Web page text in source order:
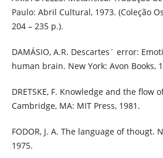
Paulo: Abril Cultural, 1973. (Coleção
204 – 235 p.).
DAMÁSIO, A.R. Descartes´ error:
human brain. New York: Avon Books,
DRETSKE, F. Knowledge and the flow
Cambridge, MA: MIT Press, 1981.
FODOR, J. A. The language of thougt.
1975.